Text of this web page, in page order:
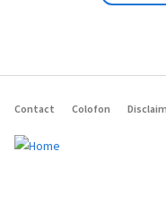
Footer
navigation
Contact Colofon